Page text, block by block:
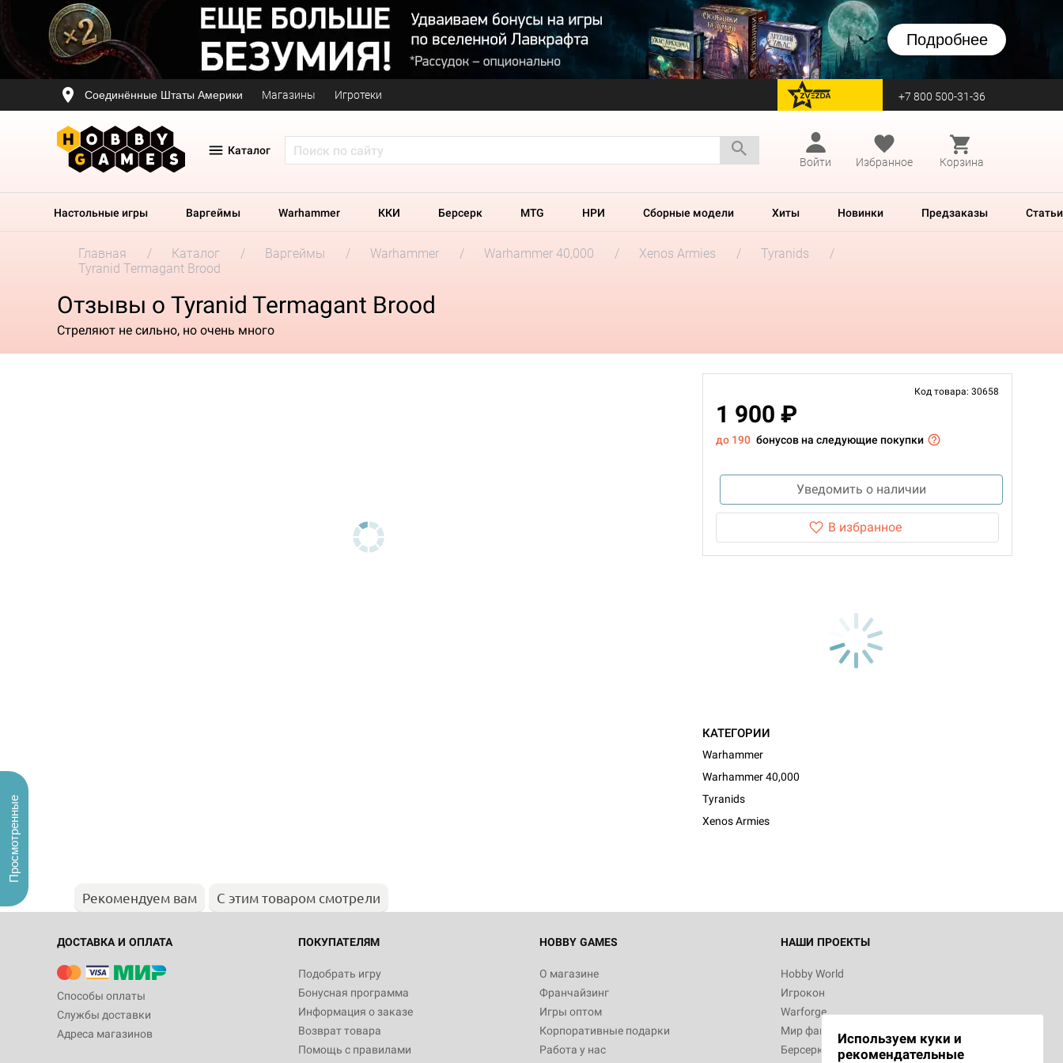
Подробнее
Соединённые Штаты Америки Магазины Игротеки перейти на Zvezda +7 800 500-31-36
Каталог
Войти
Избранное Корзина
Настольные игры Варгеймы Warhammer ККИ Берсерк MTG НРИ Сборные модели Хиты Новинки Предзаказы Статьи
Главная Каталог Варгеймы Warhammer Warhammer 40,000 Xenos Armies
Tyranids
Tyranid Termagant Brood
Отзывы о Tyranid Termagant Brood
Стреляют не сильно, но очень много
Код товара: 30658
1 900 ₽
до 190 бонусов на следующие покупки
Уведомить о наличии
В избранное
КАТЕГОРИИ
Warhammer
Warhammer 40,000
Tyranids
Xenos Armies
Рекомендуем вам С этим товаром смотрели
ДОСТАВКА И ОПЛАТА
Способы оплаты
Службы доставки
Адреса магазинов
ПОКУПАТЕЛЯМ
Подобрать игру
Бонусная программа
Информация о заказе
Возврат товара
Помощь с правилами
HOBBY GAMES
О магазине
Франчайзинг
Игры оптом
Корпоративные подарки
Работа у нас
НАШИ ПРОЕКТЫ
Hobby World
Игрокон
Warforge
Мир фантастики
Берсерк
Используем куки и
рекомендательные
Просмотренные
Настольная игра Hobby World Журнал
"Мир фантастики. Спецвыпуск: Братья
империи: Боевая тревога
799
Настольная игра Hobby World Сумерки
империи. Четвёртая редакция: Грозовой
Рубеж
12 990